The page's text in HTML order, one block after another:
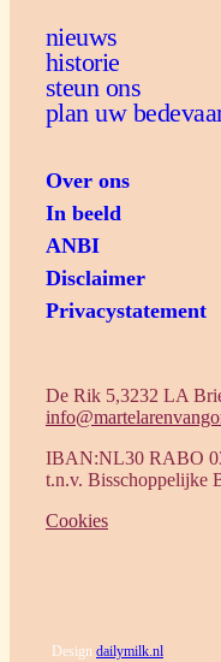
nieuws
historie
steun ons
plan uw
Over ons
In beeld
ANBI
Disclaimer
Privacystatement
De Rik 5,3232 LA
IBAN:NL30 RABO
t.n.v. Bisschoppelijke
Cookies
Design dailymilk.nl